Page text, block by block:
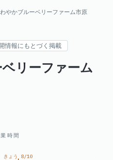
やかブルーベリーファーム市原
情報にもとづく掲載
リーファーム
時間
きょう 8/10